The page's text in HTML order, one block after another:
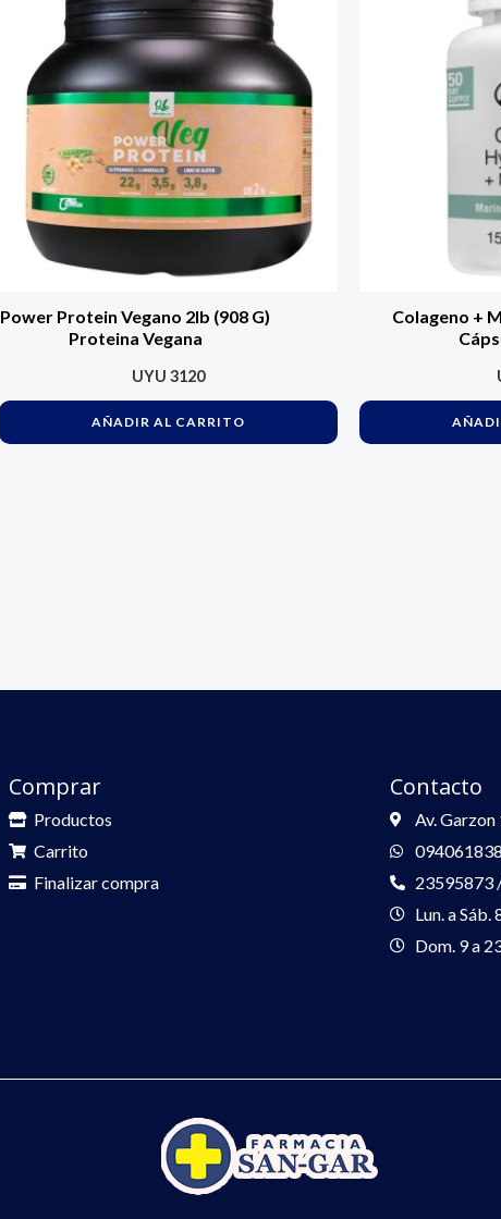
Power Protein Vegano 2lb (908 G)
Proteina Vegana
UYU 3120
AÑADIR AL CARRITO
Colageno +
Comprar
Productos
Carrito
Finalizar compra
Contacto
Av. Garzon
094061838
23595873
Lun. a Sáb.
Dom. 9 a